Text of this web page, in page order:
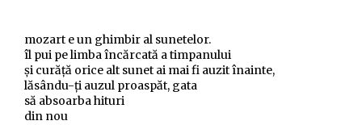
mozart e un ghimbir al sunetelor.
îl pui pe limba încărcată a timpanului
și curăță orice alt sunet ai mai fi auzit înainte,
lăsându-ți auzul proaspăt, gata
să absoarba hituri
din nou